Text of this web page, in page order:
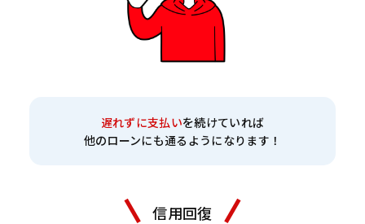
遅れずに支払いを続けていれば
他のローンにも通るようになります！
信用回復